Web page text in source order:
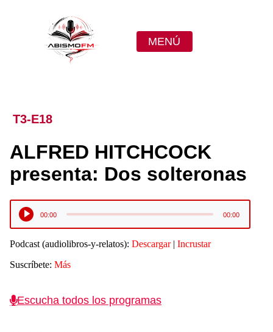
MENÚ
T3-E18
ALFRED HITCHCOCK
presenta: Dos solteronas
Reproductor
audio
00:00 00:00
Podcast (audiolibros-y-relatos): Descargar| Incrustar
Suscríbete: Más
Escucha todos los programas